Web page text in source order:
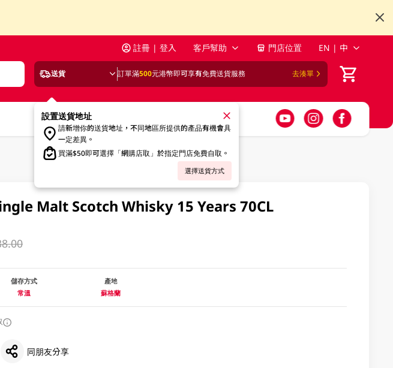
註冊 | 登入 客戶幫助 門店位置 EN | 中
送貨 訂單滿500元港幣即可享有免費送貨服務 去湊單
設置送貨地址
請新增你的送貨地址，不同地區所提供的產品有機會具
一定差異。
買滿$50即可選擇「網購店取」於指定門店免費自取。
選擇送貨方式
Malt Scotch Whisky 15 Years 70CL
儲存方式
常溫
產地
蘇格蘭
同朋友分享